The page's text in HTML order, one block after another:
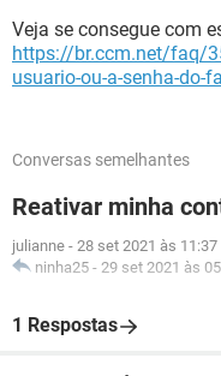
Veja se consegue com
https://br.ccm.net/faq/
usuario-ou-a-senha-do-
Conversas semelhantes
Reativar minha
julianne - 28 set 2021 às 11:37
ninha25 - 29 set 2021 às
1 Respostas